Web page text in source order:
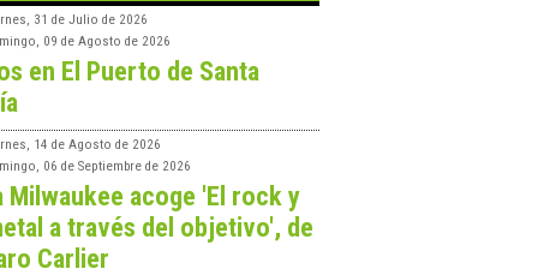
31 de Julio de 2026
09 de Agosto de 2026
en El Puerto de Santa
14 de Agosto de 2026
06 de Septiembre de 2026
Milwaukee acoge 'El rock y
a través del objetivo', de
Carlier